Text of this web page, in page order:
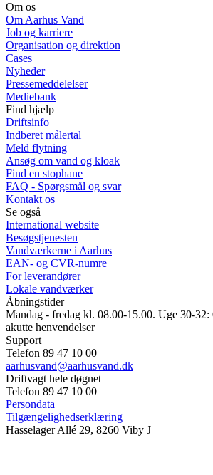
Om os
Om Aarhus Vand
Job og karriere
Organisation og direktion
Cases
Nyheder
Pressemeddelelser
Mediebank
Find hjælp
Driftsinfo
Indberet målertal
Meld flytning
Ansøg om vand og kloak
Find en stophane
FAQ - Spørgsmål og svar
Kontakt os
Se også
International website
Besøgstjenesten
Vandværkerne i Aarhus
EAN- og CVR-numre
For leverandører
Lokale vandværker
Åbningstider
Mandag - fredag kl. 08.00-15.00. Uge 30-
akutte henvendelser
Support
Telefon 89 47 10 00
aarhusvand@aarhusvand.dk
Driftvagt hele døgnet
Telefon 89 47 10 00
Persondata
Tilgængelighedserklæring
Hasselager Allé 29, 8260 Viby J